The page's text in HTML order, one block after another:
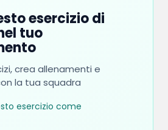
esercizio di
tuo
crea allenamenti e
la tua squadra
esercizio come